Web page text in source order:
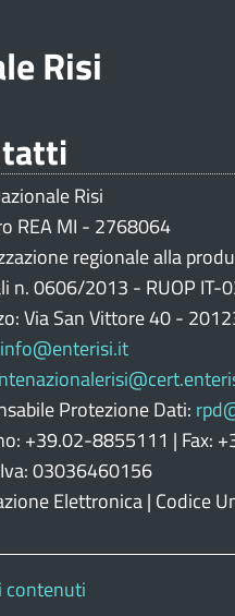
Risi
Risi
REA MI - 2768064
regionale alla
n. 0606/2013 - RUOP IT-
Via San Vittore 40 -
info@enterisi.it
Protezione Dati:
+39.02-8855111 | Fax:
03036460156
Elettronica | Codice
contenuti